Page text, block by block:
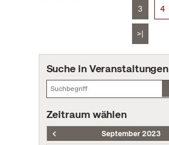
3 4
>|
Suche in Veranstaltungen
Zeitraum wählen
September 2023